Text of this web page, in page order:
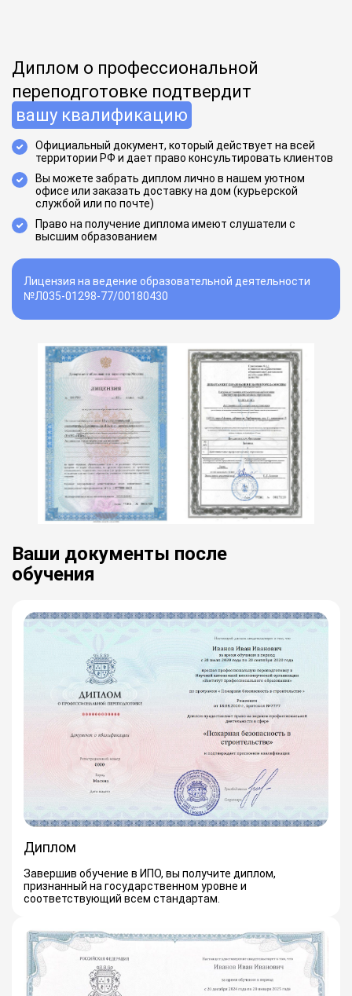
Диплом о профессиональной
переподготовке подтвердит
вашу квалификацию
Официальный документ, который действует на всей
территории РФ и дает право консультировать клиентов
Вы можете забрать диплом лично в нашем уютном
офисе или заказать доставку на дом (курьерской
службой или по почте)
Право на получение диплома имеют слушатели с
высшим образованием
Лицензия на ведение образовательной деятельности
№Л035-01298-77/00180430
Ваши документы после
обучения
Диплом
Завершив обучение в ИПО, вы получите диплом,
признанный на государственном уровне и
соответствующий всем стандартам.